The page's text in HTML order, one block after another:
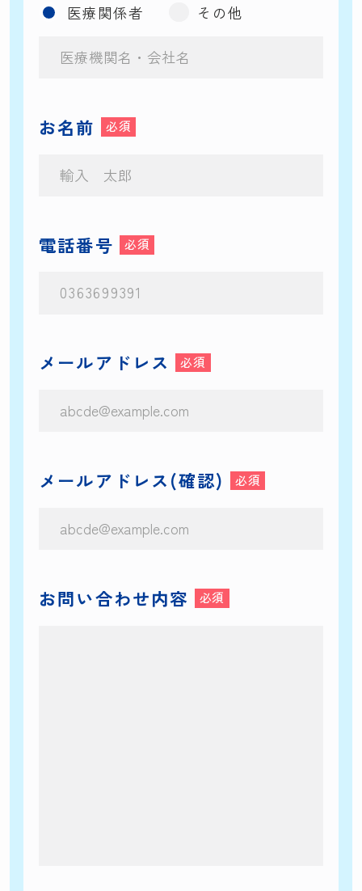
医療関係者 その他
お名前
電話番号
メールアドレス
メールアドレス(確認)
お問い合わせ内容